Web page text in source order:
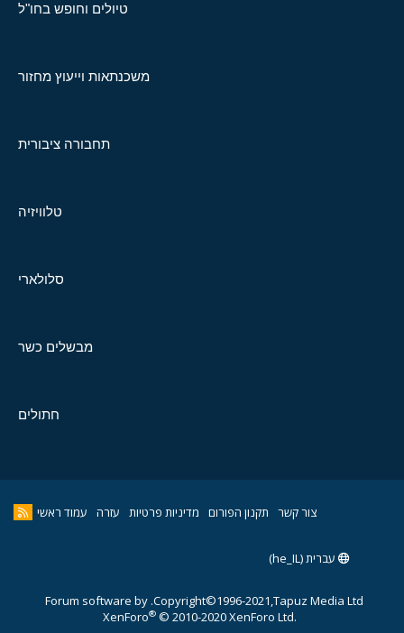
טיולים וחופש בחו"ל
משכנתאות וייעוץ מחזור
תחבורה ציבורית
טלוויזיה
סלולארי
מבשלים כשר
חתולים
צור קשר תקנון הפורום מדיניות פרטיות עזרה עמוד ראשי
עברית (he_IL)
Copyright©1996-2021,Tapuz Media Ltd.
Forum software by
XenForo® © 2010-2020 XenForo Ltd.